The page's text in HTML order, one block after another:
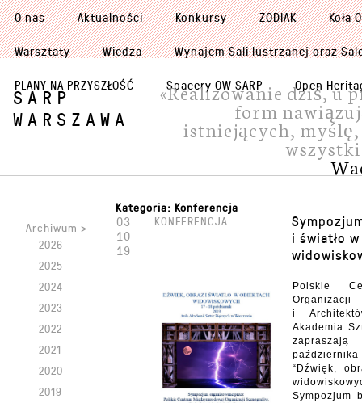
O nas Aktualności Konkursy ZODIAK Koła
Warsztaty Wiedza Wynajem Sali lustrzanej oraz
PLANY NA PRZYSZŁOŚĆ Spacery OW SARP Open
SARP
WARSZAWA
«Realizowanie dziś, u
form
istniejących, myślę,
Kategoria: Konferencja
i światło
KONFERENCJA
Polskie
Organizacji
i
Akademia
“Dźwięk,
Sympozjum
03
10
19
Archiwum >
2026
2025
2024
2023
2022
2021
2020
2019